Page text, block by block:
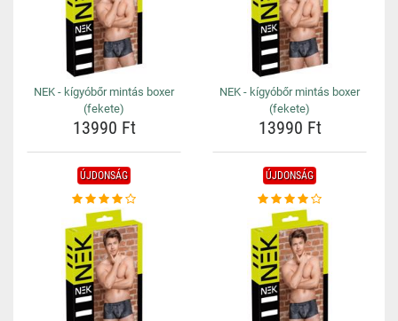
NEK - kígyóbőr mintás boxer
(fekete)
13990 Ft
NEK - kígyóbőr mintás boxer
(fekete)
13990 Ft
ÚJDONSÁG ÚJDONSÁG